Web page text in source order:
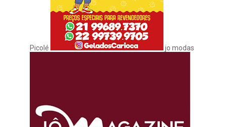
Picolé jo modas